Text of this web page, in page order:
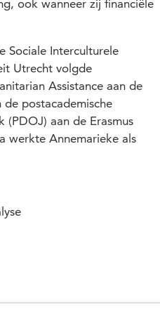
ook wanneer zij financiële
Sociale Interculturele
Utrecht volgde
Assistance aan de
de postacademische
aan de Erasmus
werkte Annemarieke als